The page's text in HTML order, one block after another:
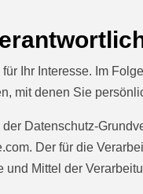
Ihr Interesse. Im
mit denen Sie
Datenschutz-
. Der für die
Mittel der